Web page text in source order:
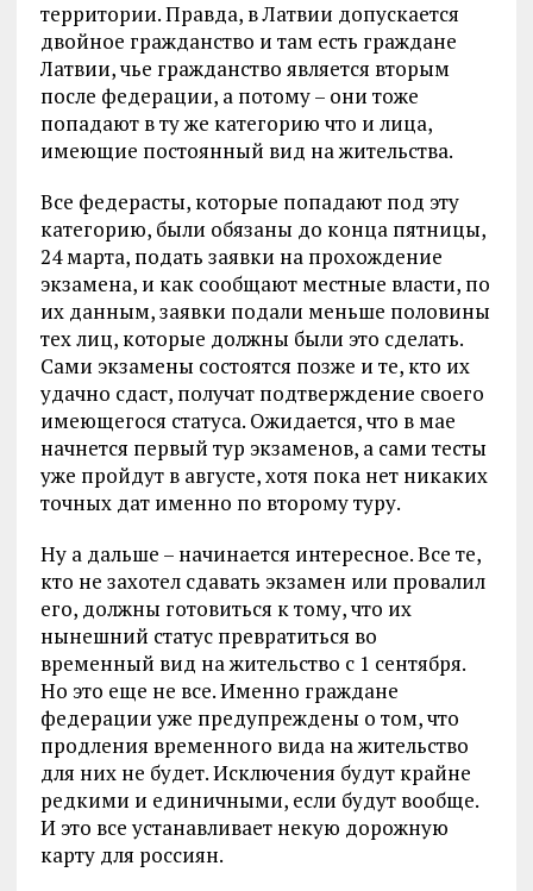
территории. Правда, в Латвии допускается
двойное гражданство и там есть граждане
Латвии, чье гражданство является вторым
после федерации, а потому – они тоже
попадают в ту же категорию что и лица,
имеющие постоянный вид на жительства.
Все федерасты, которые попадают под эту
категорию, были обязаны до конца пятницы,
24 марта, подать заявки на прохождение
экзамена, и как сообщают местные власти, по
их данным, заявки подали меньше половины
тех лиц, которые должны были это сделать.
Сами экзамены состоятся позже и те, кто их
удачно сдаст, получат подтверждение своего
имеющегося статуса. Ожидается, что в мае
начнется первый тур экзаменов, а сами тесты
уже пройдут в августе, хотя пока нет никаких
точных дат именно по второму туру.
Ну а дальше – начинается интересное. Все те,
кто не захотел сдавать экзамен или провалил
его, должны готовиться к тому, что их
нынешний статус превратиться во
временный вид на жительство с 1 сентября.
Но это еще не все. Именно граждане
федерации уже предупреждены о том, что
продления временного вида на жительство
для них не будет. Исключения будут крайне
редкими и единичными, если будут вообще.
И это все устанавливает некую дорожную
карту для россиян.